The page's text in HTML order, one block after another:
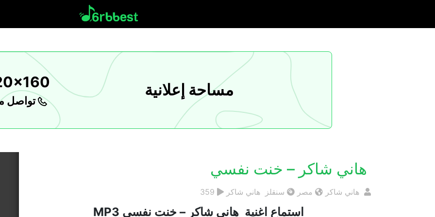
مساحة إعلانية
تواصل
هاني شاكر – خنت نفسي
هاني شاكر مصر سنقلز هاني شاكر
استماع اغنية هاني شاكر – خنت نفسي MP3